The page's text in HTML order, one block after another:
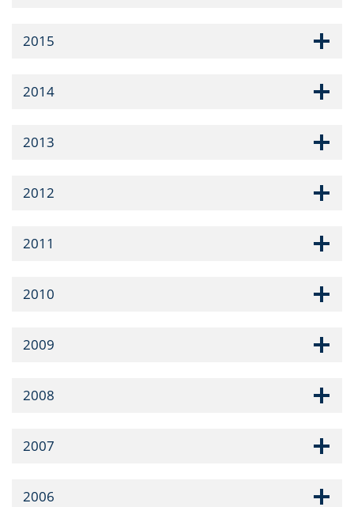
2015
2014
2013
2012
2011
2010
2009
2008
2007
2006